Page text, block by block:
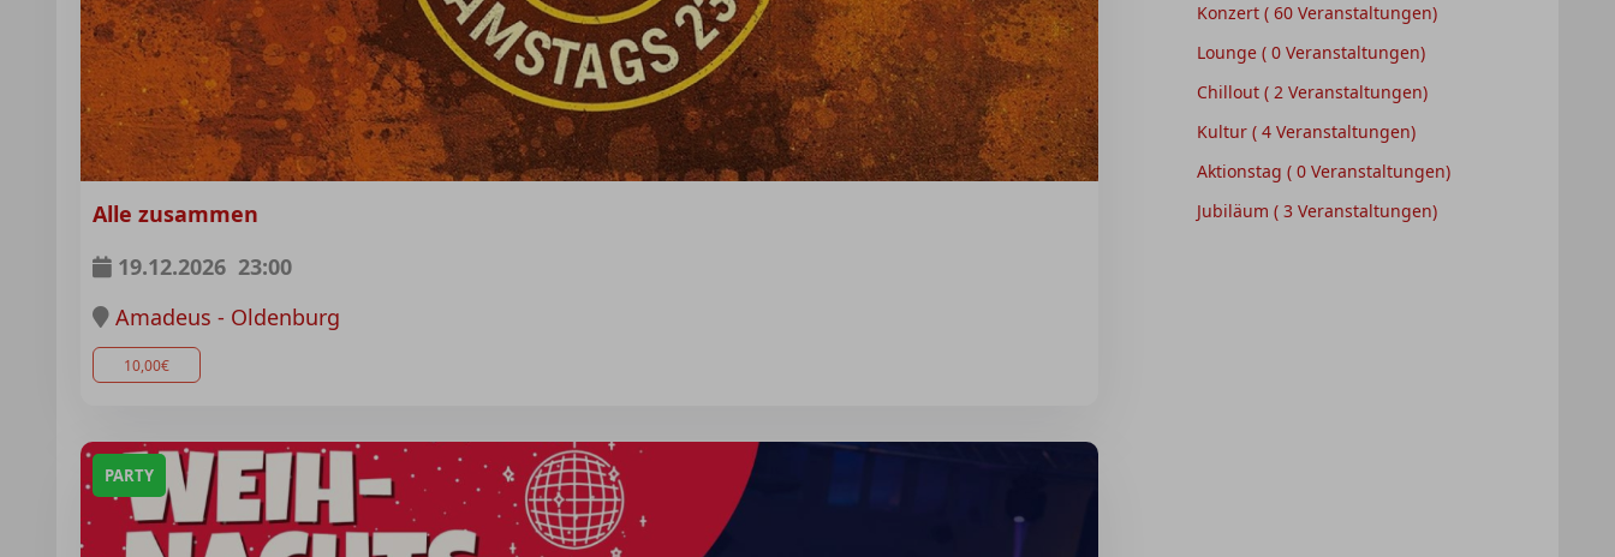
Alle zusammen
19.12.2026 23:00
Amadeus - Oldenburg
10,00€
PARTY
Konzert ( 60 Veranstaltungen)
Lounge ( 0 Veranstaltungen)
Chillout ( 2 Veranstaltungen)
Kultur ( 4 Veranstaltungen)
Aktionstag ( 0 Veranstaltungen)
Jubiläum ( 3 Veranstaltungen)